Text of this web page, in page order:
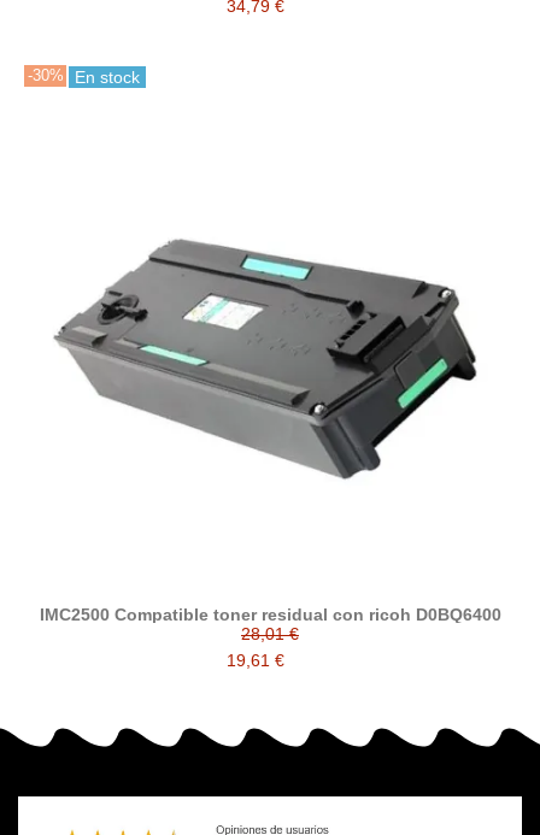
34,79 €
-30% En stock
IMC2500 Compatible toner residual con ricoh D0BQ6400
28,01 €
19,61 €